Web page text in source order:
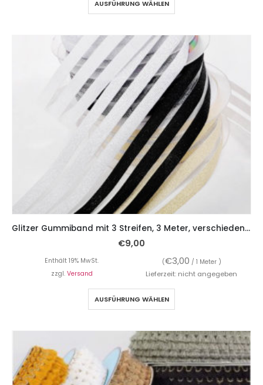
AUSFÜHRUNG WÄHLEN
Glitzer Gummiband mit 3 Streifen, 3 Meter, verschiedene Farben – 5 cm breit
€9,00
Enthält 19% MwSt. (€3,00 / 1 Meter )
zzgl. Versand Lieferzeit: nicht angegeben
AUSFÜHRUNG WÄHLEN